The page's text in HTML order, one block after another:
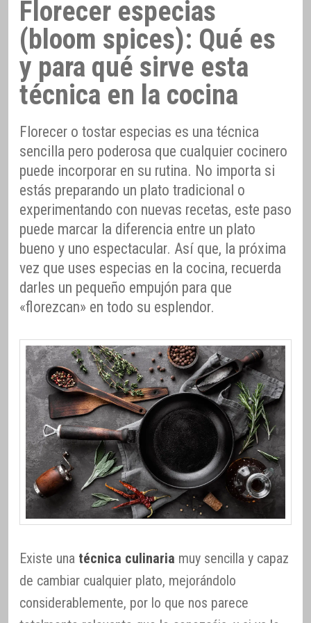
Florecer especias
(bloom spices): Qué es
y para qué sirve esta
técnica en la cocina
Florecer o tostar especias es una técnica
sencilla pero poderosa que cualquier cocinero
puede incorporar en su rutina. No importa si
estás preparando un plato tradicional o
experimentando con nuevas recetas, este paso
puede marcar la diferencia entre un plato
bueno y uno espectacular. Así que, la próxima
vez que uses especias en la cocina, recuerda
darles un pequeño empujón para que
«florezcan» en todo su esplendor.
Existe una técnica culinaria muy sencilla y capaz
de cambiar cualquier plato, mejorándolo
considerablemente, por lo que nos parece